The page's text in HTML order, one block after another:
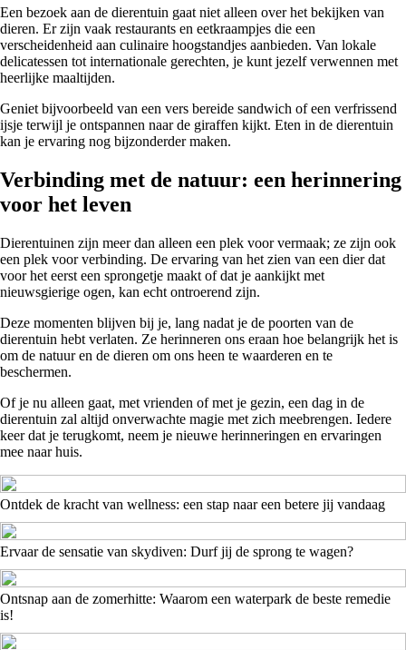
Een bezoek aan de dierentuin gaat niet alleen over het bekijken van
dieren. Er zijn vaak restaurants en eetkraampjes die een
verscheidenheid aan culinaire hoogstandjes aanbieden. Van lokale
delicatessen tot internationale gerechten, je kunt jezelf verwennen met
heerlijke maaltijden.
Geniet bijvoorbeeld van een vers bereide sandwich of een verfrissend
ijsje terwijl je ontspannen naar de giraffen kijkt. Eten in de dierentuin
kan je ervaring nog bijzonderder maken.
Verbinding met de natuur: een herinnering
voor het leven
Dierentuinen zijn meer dan alleen een plek voor vermaak; ze zijn ook
een plek voor verbinding. De ervaring van het zien van een dier dat
voor het eerst een sprongetje maakt of dat je aankijkt met
nieuwsgierige ogen, kan echt ontroerend zijn.
Deze momenten blijven bij je, lang nadat je de poorten van de
dierentuin hebt verlaten. Ze herinneren ons eraan hoe belangrijk het is
om de natuur en de dieren om ons heen te waarderen en te
beschermen.
Of je nu alleen gaat, met vrienden of met je gezin, een dag in de
dierentuin zal altijd onverwachte magie met zich meebrengen. Iedere
keer dat je terugkomt, neem je nieuwe herinneringen en ervaringen
mee naar huis.
Ontdek de kracht van wellness: een stap naar een betere jij vandaag
Ervaar de sensatie van skydiven: Durf jij de sprong te wagen?
Ontsnap aan de zomerhitte: Waarom een waterpark de beste remedie
is!